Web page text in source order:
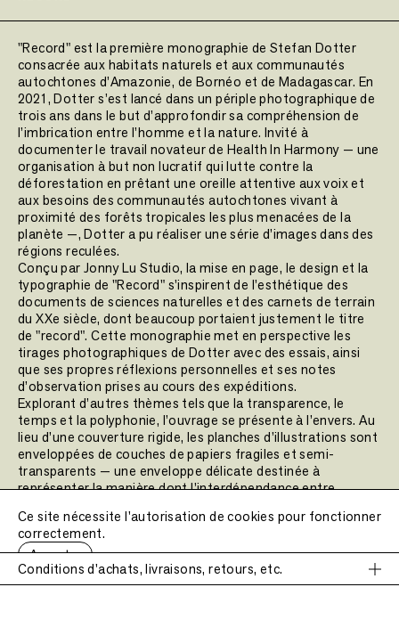
"Record" est la première monographie de Stefan Dotter
consacrée aux habitats naturels et aux communautés
autochtones d’Amazonie, de Bornéo et de Madagascar. En
2021, Dotter s’est lancé dans un périple photographique de
trois ans dans le but d’approfondir sa compréhension de
l’imbrication entre l’homme et la nature. Invité à
documenter le travail novateur de Health In Harmony — une
organisation à but non lucratif qui lutte contre la
déforestation en prêtant une oreille attentive aux voix et
aux besoins des communautés autochtones vivant à
proximité des forêts tropicales les plus menacées de la
planète —, Dotter a pu réaliser une série d’images dans des
régions reculées.
Conçu par Jonny Lu Studio, la mise en page, le design et la
typographie de "Record" s’inspirent de l’esthétique des
documents de sciences naturelles et des carnets de terrain
du XXe siècle, dont beaucoup portaient justement le titre
de "record". Cette monographie met en perspective les
tirages photographiques de Dotter avec des essais, ainsi
que ses propres réflexions personnelles et ses notes
d’observation prises au cours des expéditions.
Explorant d’autres thèmes tels que la transparence, le
temps et la polyphonie, l’ouvrage se présente à l’envers. Au
lieu d’une couverture rigide, les planches d’illustrations sont
enveloppées de couches de papiers fragiles et semi-
transparents — une enveloppe délicate destinée à
représenter la manière dont l’interdépendance entre
résultat est un objet intime et tactile, conçu en étroite
relation avec la pratique visuelle de Dotter, qui évoque l’idée
de « faire un enregistrement » sous ses multiples formes et
enjeux.
L'intégralité des bénéfices tirés de la vente de cet ouvrage
Conditions d'achats, livraisons, retours, etc.
Ce site nécessite l'autorisation de cookies pour fonctionner
correctement.
Accepter